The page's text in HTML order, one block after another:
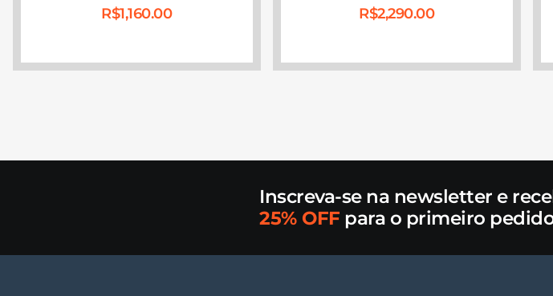
R$1,160.00
R$2,290.00
Inscreva-se na newsletter e
25% OFF para o primeiro